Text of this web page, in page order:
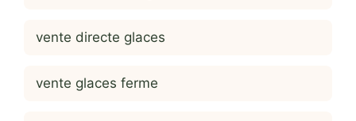
vente directe glaces
vente glaces ferme